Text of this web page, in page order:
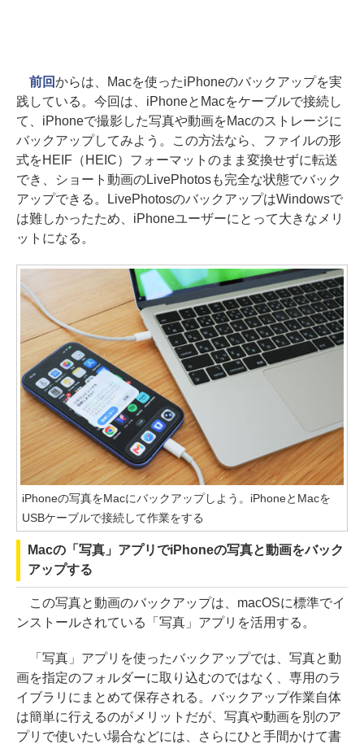
前回からは、Macを使ったiPhoneのバックアップを実
践している。今回は、iPhoneとMacをケーブルで接続し
て、iPhoneで撮影した写真や動画をMacのストレージに
バックアップしてみよう。この方法なら、ファイルの形
式をHEIF（HEIC）フォーマットのまま変換せずに転送
でき、ショート動画のLivePhotosも完全な状態でバック
アップできる。LivePhotosのバックアップはWindowsで
は難しかったため、iPhoneユーザーにとって大きなメリ
ットになる。
iPhoneの写真をMacにバックアップしよう。iPhoneとMacを
USBケーブルで接続して作業をする
Macの「写真」アプリでiPhoneの写真と動画をバック
アップする
この写真と動画のバックアップは、macOSに標準でイ
ンストールされている「写真」アプリを活用する。
「写真」アプリを使ったバックアップでは、写真と動
画を指定のフォルダーに取り込むのではなく、専用のラ
イブラリにまとめて保存される。バックアップ作業自体
は簡単に行えるのがメリットだが、写真や動画を別のア
プリで使いたい場合などには、さらにひと手間かけて書